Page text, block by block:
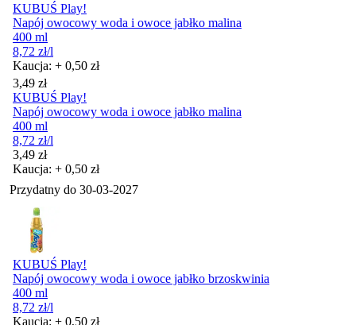
KUBUŚ Play!
Napój owocowy woda i owoce jabłko malina
400 ml
8,72 zł/l
Kaucja: + 0,50 zł
Cena
3,49 zł
KUBUŚ Play!
Napój owocowy woda i owoce jabłko malina
400 ml
8,72 zł/l
Cena
3,49 zł
Kaucja: + 0,50 zł
Przydatny do 30-03-2027
KUBUŚ Play!
Napój owocowy woda i owoce jabłko brzoskwinia
400 ml
8,72 zł/l
Kaucja: + 0,50 zł